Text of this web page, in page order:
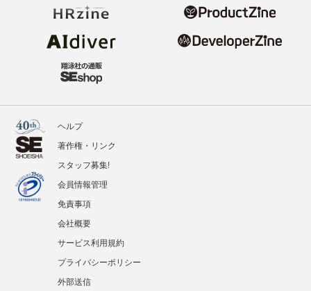
ヘルプ
著作権・リンク
スタッフ募集!
会員情報管理
免責事項
会社概要
サービス利用規約
プライバシーポリシー
外部送信